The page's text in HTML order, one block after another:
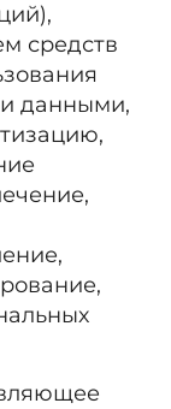
средств
данными,